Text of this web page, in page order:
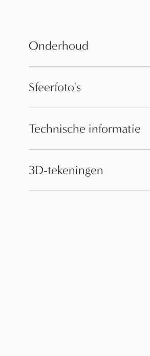
Onderhoud
Sfeerfoto's
Technische informatie
3D-tekeningen